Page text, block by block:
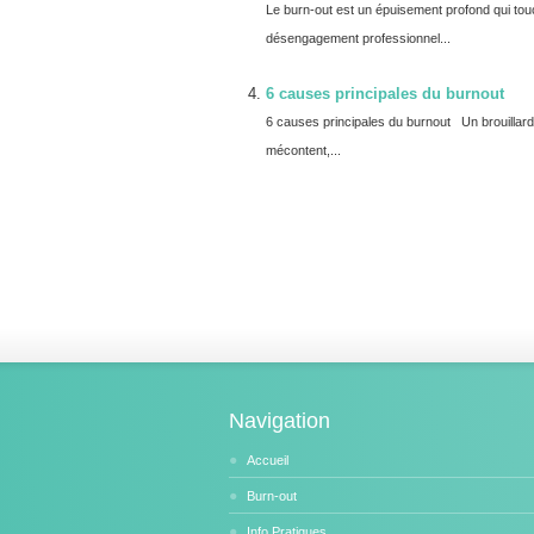
Le burn-out est un épuisement profond qui
désengagement professionnel...
6 causes principales du burnout
6 causes principales du burnout Un
mécontent,...
Navigation
Accueil
Burn-out